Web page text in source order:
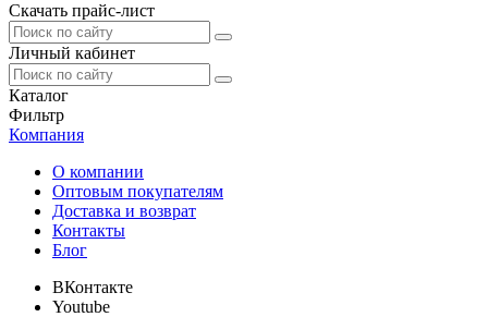
Скачать прайс-лист
Личный кабинет
Каталог
Фильтр
Компания
О компании
Оптовым покупателям
Доставка и возврат
Контакты
Блог
ВКонтакте
Youtube